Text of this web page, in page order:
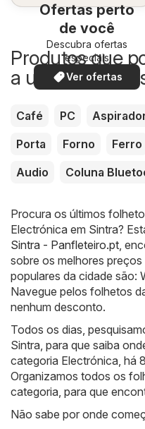
Ofertas perto
de você
Descubra ofertas
especiais
Ver ofertas
Produtos que
a um preço
Café PC
Porta
Forno Ferro
Audio
Coluna
Procura os últimos
Electrónica em Sintra?
Sintra - Panfleteiro.pt,
sobre os melhores
populares da cidade são:
Navegue pelos folhetos
nenhum desconto.
Todos os dias,
Sintra, para que saiba
categoria Electrónica, há
Organizamos todos os
categoria, para que
Não sabe por onde